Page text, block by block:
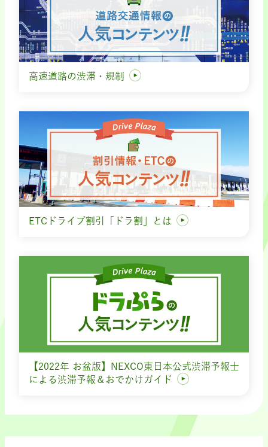
高速道路の渋滞・規制
ETCドライブ割引「ドラ割」とは
【2022年 お盆版】NEXCO東日本公式渋滞予報士
による渋滞予報＆おでかけガイド